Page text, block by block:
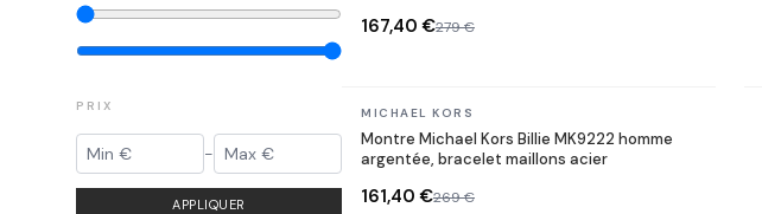
PRIX
-
APPLIQUER
167,40 €279 €
En stock
MICHAEL KORS
Montre Michael Kors Billie MK9222 homme
argentée, bracelet maillons acier
161,40 €269 €